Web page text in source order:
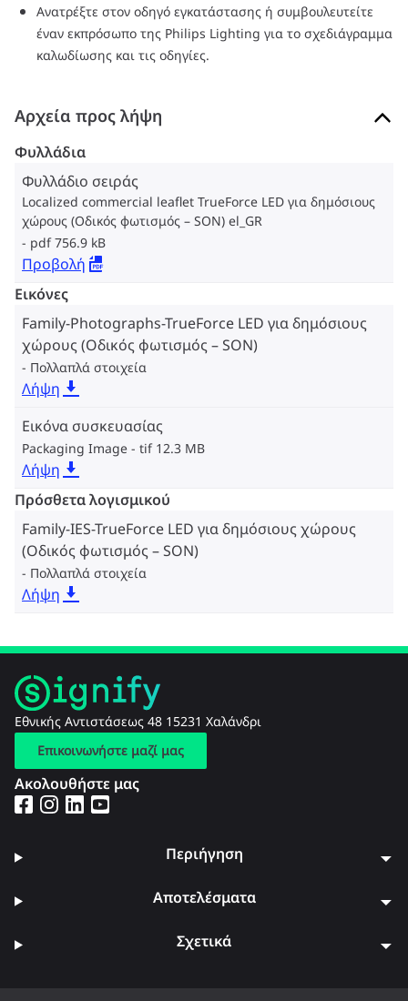
Ανατρέξτε στον οδηγό εγκατάστασης ή συμβουλευτείτε
έναν εκπρόσωπο της Philips Lighting για το σχεδιάγραμμα
καλωδίωσης και τις οδηγίες.
Αρχεία προς λήψη
Φυλλάδια
Φυλλάδιο σειράς
Localized commercial leaflet TrueForce LED για δημόσιους
χώρους (Οδικός φωτισμός – SON) el_GR
pdf 756.9 kB
Προβολή
Εικόνες
Family-Photographs-TrueForce LED για δημόσιους
χώρους (Οδικός φωτισμός – SON)
Πολλαπλά στοιχεία
Λήψη
Εικόνα συσκευασίας
Packaging Image tif 12.3 MB
Λήψη
Πρόσθετα λογισμικού
Family-IES-TrueForce LED για δημόσιους χώρους
(Οδικός φωτισμός – SON)
Πολλαπλά στοιχεία
Λήψη
Εθνικής Αντιστάσεως 48 15231 Χαλάνδρι
Επικοινωνήστε μαζί μας
Ακολουθήστε μας
Περιήγηση
Αποτελέσματα
Σχετικά